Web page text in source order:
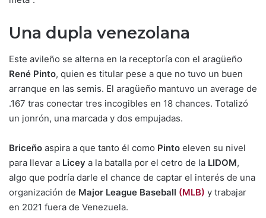
Una dupla venezolana
Este avileño se alterna en la receptoría con el aragüeño
René Pinto, quien es titular pese a que no tuvo un buen
arranque en las semis. El aragüeño mantuvo un average de
.167 tras conectar tres incogibles en 18 chances. Totalizó
un jonrón, una marcada y dos empujadas.
Briceño aspira a que tanto él como Pinto eleven su nivel
para llevar a Licey a la batalla por el cetro de la LIDOM,
algo que podría darle el chance de captar el interés de una
organización de Major League Baseball (MLB) y trabajar
en 2021 fuera de Venezuela.